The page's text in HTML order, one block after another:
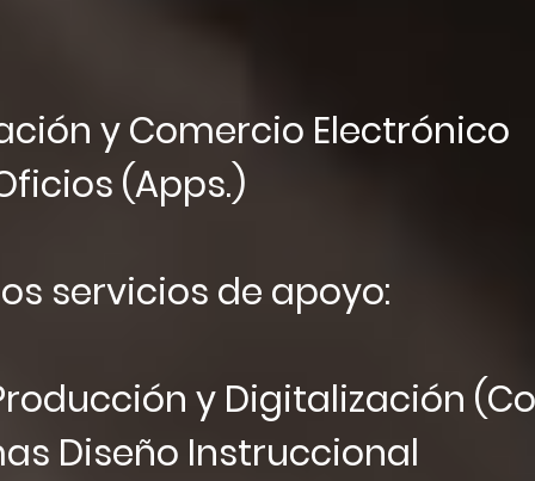
y Comercio Electrónico
(Apps.)
servicios de apoyo:
y Digitalización
Diseño Instruccional